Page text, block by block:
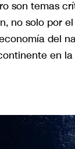
son temas
no solo por
del
en